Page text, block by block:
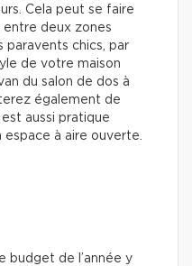
Cela peut se faire
entre deux zones
paravents chics, par
de votre maison
du salon de dos à
également de
aussi pratique
espace à aire ouverte.
budget de l’année y